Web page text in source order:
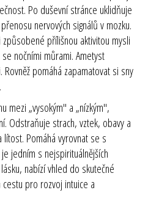
Po duševní stránce uklidňuje
nervových signálů v mozku.
přílišnou aktivitou mysli
nočními můrami. Ametyst
pomáhá zapamatovat si sny
mezi „vysokým" a „nízkým",
Odstraňuje strach, vztek, obavy a
Pomáhá vyrovnat se s
jedním s nejspirituálnějších
nabízí vhled do skutečné
pro rozvoj intuice a